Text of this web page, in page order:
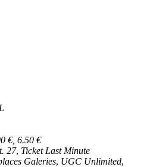
€, 6.50 €
27, Ticket Last Minute
Galeries, UGC Unlimited,